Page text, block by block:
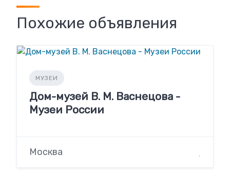
Похожие объявления
МУЗЕИ
Дом-музей В. М. Васнецова -
Музеи России
Москва